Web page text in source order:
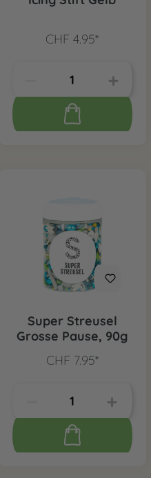
CHF 4.95*
Super Streusel
Grosse Pause, 90g
CHF 7.95*